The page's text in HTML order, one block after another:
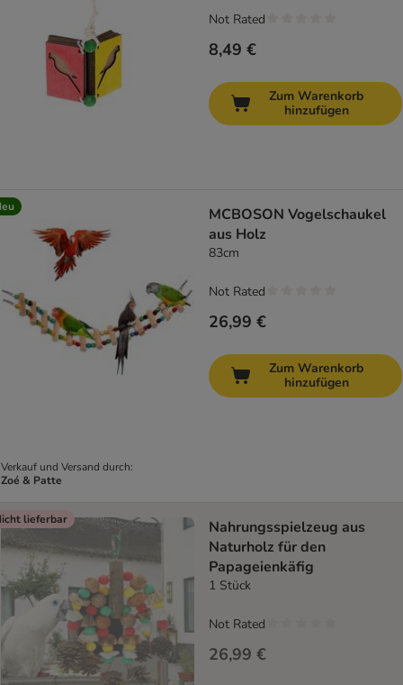
8,49 €
Not Rated
Zum Warenkorb
hinzufügen
Verkauf und Versand durch:
Zoé & Patte
MCBOSON Vogelschaukel
aus Holz
83cm
26,99 €
Not Rated
Zum Warenkorb
hinzufügen
lieferbar
Nahrungsspielzeug aus
Naturholz für den
Papageienkäfig
1 Stück
26,99 €
Not Rated